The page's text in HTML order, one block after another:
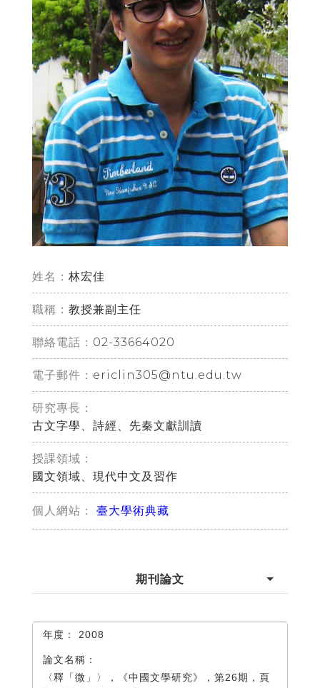
姓名： 林宏佳
職稱： 教授兼副主任
聯絡電話： 02-33664020
電子郵件： ericlin305@ntu.edu.tw
研究專長：
古文字學、詩經、先秦文獻訓讀
授課領域：
國文領域、現代中文及習作
個人網站： 臺大學術典藏
期刊論文
2008
〈釋「微」〉，《中國文學研究》，第26期，頁